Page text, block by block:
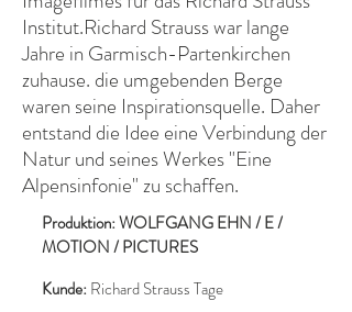
Institut.Richard Strauss war lange
Jahre in Garmisch-Partenkirchen
zuhause. die umgebenden Berge
waren seine Inspirationsquelle. Daher
entstand die Idee eine Verbindung der
Natur und seines Werkes "Eine
Alpensinfonie" zu schaffen.
Produktion: WOLFGANG EHN / E /
MOTION / PICTURES
Kunde: Richard Strauss Tage